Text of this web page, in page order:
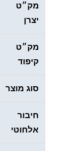
מק״ט
יצרן
מק״ט
קיפוד
סוג מוצר
חיבור
אלחוטי